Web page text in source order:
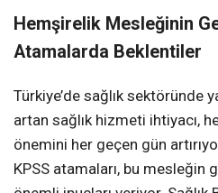
Hemşirelik Mesleğinin
Atamalarda Beklentiler
Türkiye’de sağlık sektöründe
artan sağlık hizmeti ihtiyacı,
önemini her geçen gün
KPSS atamaları, bu mesleğin